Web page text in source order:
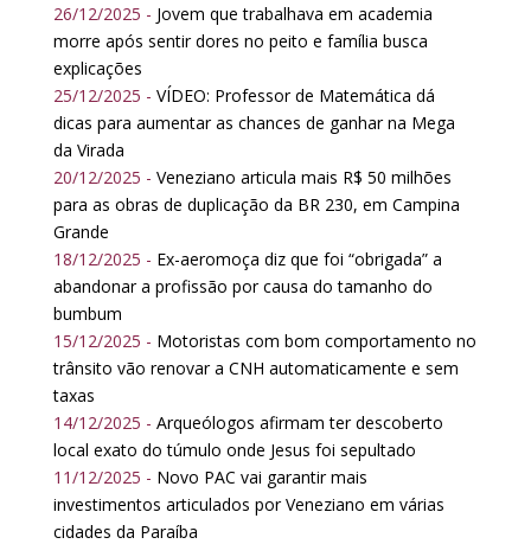
26/12/2025 - Jovem que trabalhava em academia
morre após sentir dores no peito e família busca
explicações
25/12/2025 - VÍDEO: Professor de Matemática dá
dicas para aumentar as chances de ganhar na Mega
da Virada
20/12/2025 - Veneziano articula mais R$ 50 milhões
para as obras de duplicação da BR 230, em Campina
Grande
18/12/2025 - Ex-aeromoça diz que foi “obrigada” a
abandonar a profissão por causa do tamanho do
bumbum
15/12/2025 - Motoristas com bom comportamento no
trânsito vão renovar a CNH automaticamente e sem
taxas
14/12/2025 - Arqueólogos afirmam ter descoberto
local exato do túmulo onde Jesus foi sepultado
11/12/2025 - Novo PAC vai garantir mais
investimentos articulados por Veneziano em várias
cidades da Paraíba